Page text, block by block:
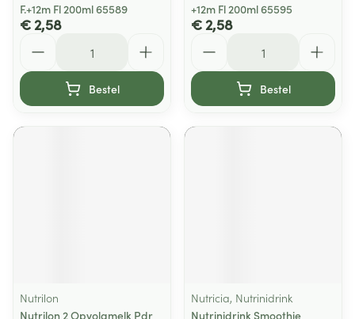
F.+12m Fl 200ml 65589
€ 2,58
Bestel
+12m Fl 200ml 65595
€ 2,58
Bestel
Nutrilon
Nutrilon 2 Opvolgmelk Pdr
Nutricia, Nutrinidrink
Nutrinidrink Smoothie